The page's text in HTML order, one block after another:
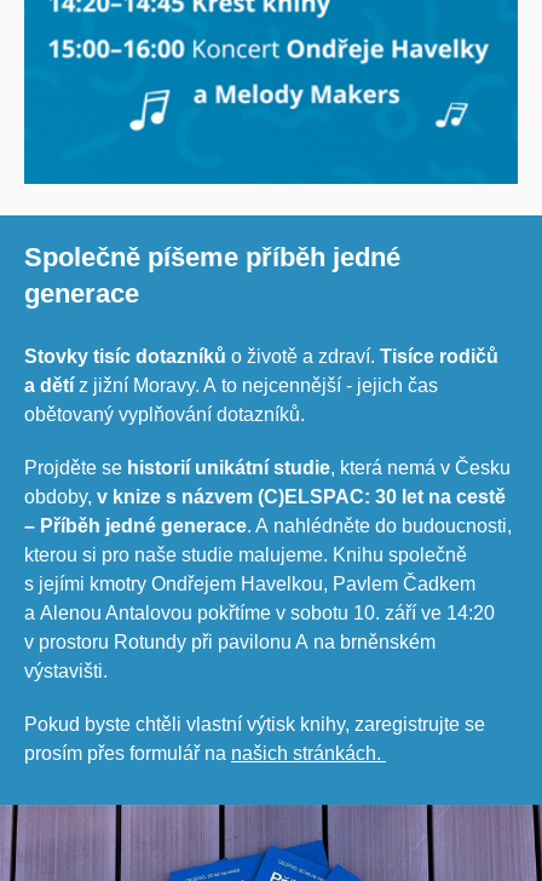
Společně píšeme příběh jedné
generace
Stovky tisíc dotazníků o životě a zdraví. Tisíce rodičů
a dětí z jižní Moravy. A to nejcennější - jejich čas
obětovaný vyplňování dotazníků.
Projděte se historií unikátní studie, která nemá v Česku
obdoby, v knize s názvem (C)ELSPAC: 30 let na cestě
– Příběh jedné generace. A nahlédněte do budoucnosti,
kterou si pro naše studie malujeme. Knihu společně
s jejími kmotry Ondřejem Havelkou, Pavlem Čadkem
a Alenou Antalovou pokřtíme v sobotu 10. září ve 14:20
v prostoru Rotundy při pavilonu A na brněnském
výstavišti.
Pokud byste chtěli vlastní výtisk knihy, zaregistrujte se
prosím přes formulář na našich stránkách.